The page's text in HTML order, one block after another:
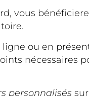
vous
ligne ou en
nécessaires
personnalisés